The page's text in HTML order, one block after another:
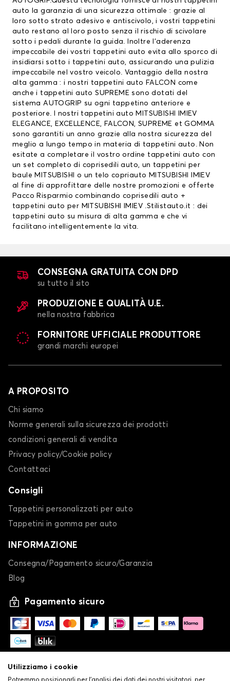
auto la garanzia di una sicurezza ottimale : grazie al
loro sotto strato adesivo e antiscivolo, i vostri tappetini
auto restano al loro posto senza il rischio di scivolare
sotto i pedali durante la guida. Inoltre l’aderenza
impeccabile dei vostri tappetini auto evita allo sporco di
insidiarsi sotto i tappetini auto, assicurando una pulizia
impeccabile nel vostro veicolo. Vantaggio della nostra
alta gamma : i nostri tappetini auto FALCON come
anche i tappetini auto SUPREME sono dotati del
sistema AUTOGRIP su ogni tappetino anteriore e
posteriore. I nostri tappetini auto MITSUBISHI IMIEV
ELEGANCE, EXCELLENCE, FALCON, SUPREME et GOMMA
sono garantiti un anno grazie alla nostra sicurezza del
meglio a lungo tempo in materia di tappetini auto. Non
esitate a completare il vostro ordine tappetini auto con
un set completo di coprisedili auto, un tappetini per
baule MITSUBISHI
o un telo copriauto MITSUBISHI IMIEV
al fine di approfittare delle nostre promozioni e offerte
Pacco Risparmio combinando coprisedili auto +
tappetini auto per MITSUBISHI IMIEV .Stilistauto.it : dei
tappetini auto su misura di alta gamma e che vi
facilitano intelligentemente la vita.
CONSEGNA GRATUITA CON DPD
su tutto il sito
PRODUZIONE E QUALITÀ U.E.
nella nostra fabbrica
FORNITORE UFFICIALE PRODUTTORE
grandi marchi europei
A PROPOSITO
Chi siamo
Norme generali sulla sicurezza dei prodotti
condizioni generali di vendita
Privacy policy/Cookie policy
Contattaci
Consigli
Tappetini personalizzati per auto
Tappetini in gomma per auto
INFORMAZIONE
Consegna/Pagamento sicuro/Garanzia
Blog
Pagamento sicuro
Utilizziamo i cookie